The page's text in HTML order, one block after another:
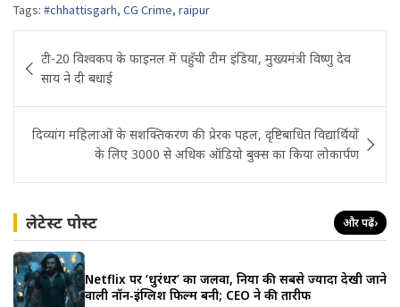
Tags: #chhattisgarh, CG Crime, raipur
navigation
टी-20 विश्वकप के फाइनल में पहुँची टीम इंडिया, मुख्यमंत्री विष्णु देव
साय ने दी बधाई
दिव्यांग महिलाओं के सशक्तिकरण की प्रेरक पहल, दृष्टिबाधित विद्यार्थियों
के लिए 3000 से अधिक ऑडियो बुक्स का किया लोकार्पण
लेटेस्ट पोस्ट और पढ़ें›
Netflix पर ‘धुरंधर’ का जलवा, दुनिया की सबसे ज्यादा देखी जाने
वाली नॉन-इंग्लिश फिल्म बनी; CEO ने की तारीफ